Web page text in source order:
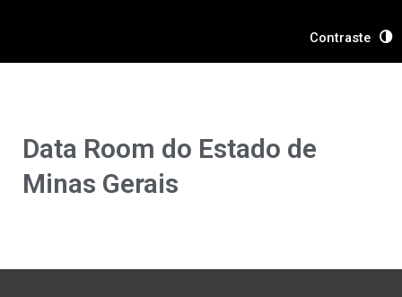
Contraste
Data Room do Estado de
Minas Gerais